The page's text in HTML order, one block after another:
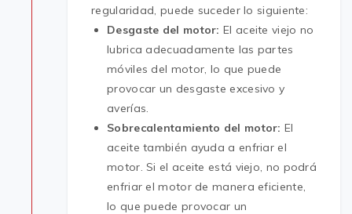
regularidad, puede suceder lo siguiente:
Desgaste del motor: El aceite viejo no
lubrica adecuadamente las partes
móviles del motor, lo que puede
provocar un desgaste excesivo y
averías.
Sobrecalentamiento del motor: El
aceite también ayuda a enfriar el
motor. Si el aceite está viejo, no podrá
enfriar el motor de manera eficiente,
lo que puede provocar un